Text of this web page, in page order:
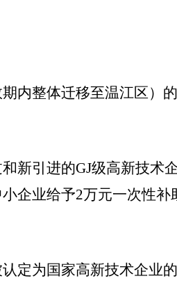
整体迁移至温江区）的
引进的GJ级高新技术
企业给予2万元一次性补
为国家高新技术企业